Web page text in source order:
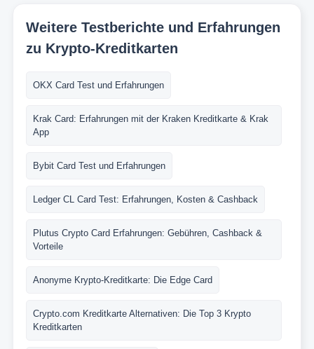
Weitere Testberichte und Erfahrungen
zu Krypto-Kreditkarten
OKX Card Test und Erfahrungen
Krak Card: Erfahrungen mit der Kraken Kreditkarte & Krak
App
Bybit Card Test und Erfahrungen
Ledger CL Card Test: Erfahrungen, Kosten & Cashback
Plutus Crypto Card Erfahrungen: Gebühren, Cashback &
Vorteile
Anonyme Krypto-Kreditkarte: Die Edge Card
Crypto.com Kreditkarte Alternativen: Die Top 3 Krypto
Kreditkarten